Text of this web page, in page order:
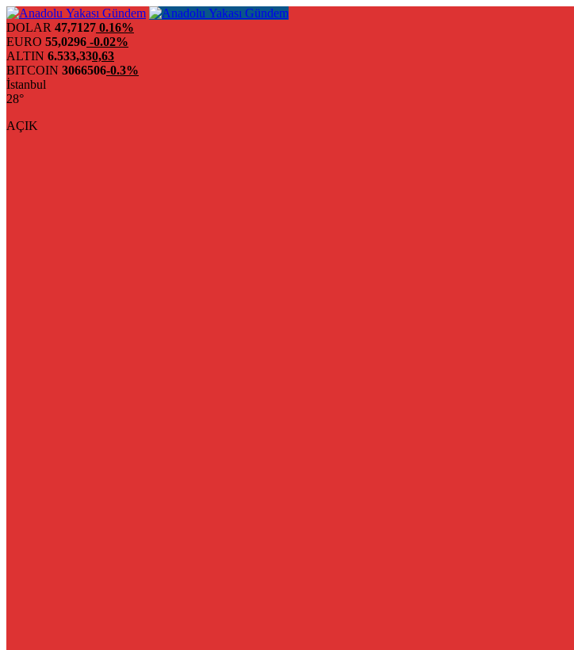
DOLAR 47,7127 0.16%
EURO 55,0296 -0.02%
ALTIN 6.533,330,63
BITCOIN 3066506-0.3%
İstanbul
28°
AÇIK